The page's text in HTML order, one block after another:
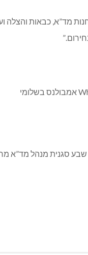
מד”א, כבאות והצלה
סגנית מנהל מד”א